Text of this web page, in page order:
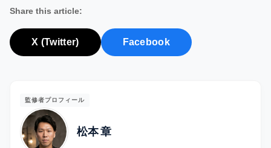
Share this article:
X (Twitter) Facebook
監修者プロフィール
松本 章